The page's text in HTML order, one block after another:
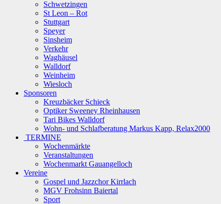
Schwetzingen
St Leon – Rot
Stuttgart
Speyer
Sinsheim
Verkehr
Waghäusel
Walldorf
Weinheim
Wiesloch
Sponsoren
Kreuzbäcker Schieck
Optiker Sweeney Rheinhausen
Tari Bikes Walldorf
Wohn- und Schlafberatung Markus Kapp, Relax2000
TERMINE
Wochenmärkte
Veranstaltungen
Wochenmarkt Gauangelloch
Vereine
Gospel und Jazzchor Kirrlach
MGV Frohsinn Baiertal
Sport